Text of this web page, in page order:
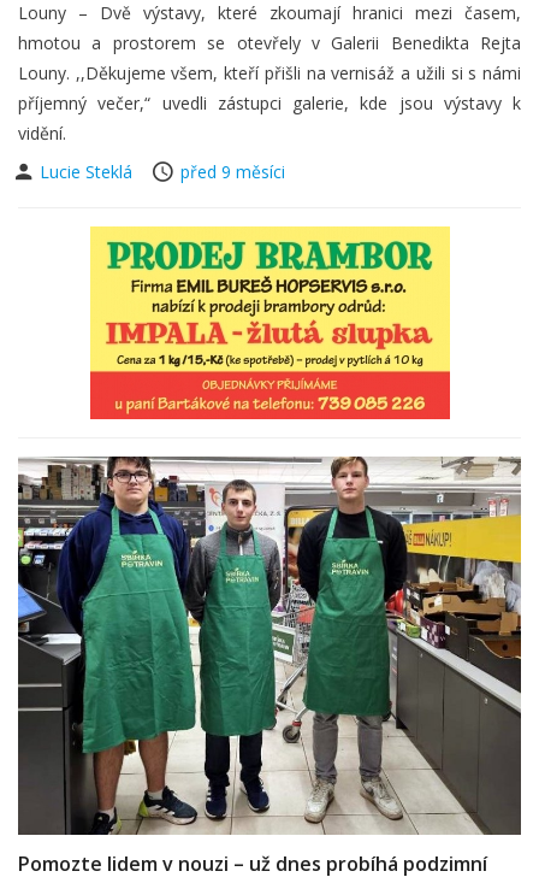
Louny – Dvě výstavy, které zkoumají hranici mezi časem,
hmotou a prostorem se otevřely v Galerii Benedikta Rejta
Louny. ,,Děkujeme všem, kteří přišli na vernisáž a užili si s námi
příjemný večer,“ uvedli zástupci galerie, kde jsou výstavy k
vidění.
Lucie Steklá
před 9 měsíci
Pomozte lidem v nouzi – už dnes probíhá podzimní